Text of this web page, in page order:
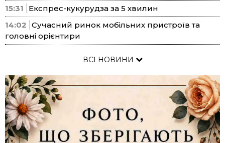
15:31
Експрес-кукурудза за 5 хвилин
14:02 Сучасний ринок мобільних пристроїв та
головні орієнтири
ВСІ НОВИНИ